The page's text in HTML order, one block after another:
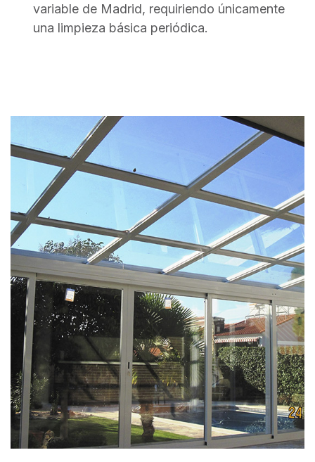
variable de Madrid, requiriendo únicamente
una limpieza básica periódica.